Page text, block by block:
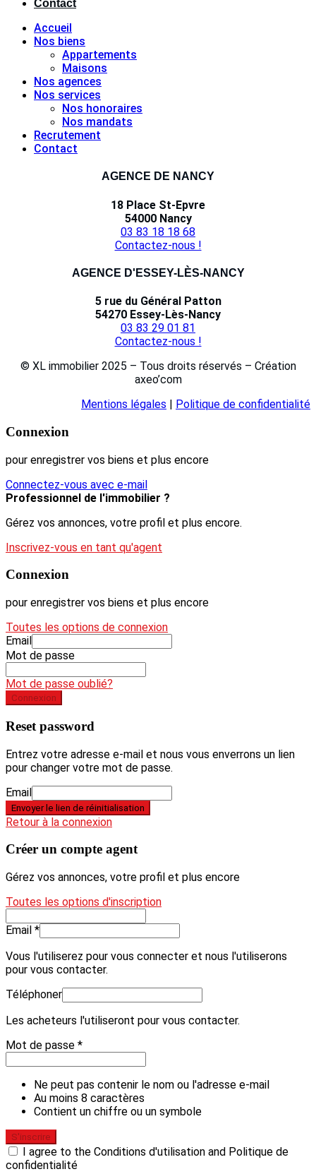
Contact
Accueil
Nos biens
Appartements
Maisons
Nos agences
Nos services
Nos honoraires
Nos mandats
Recrutement
Contact
AGENCE DE NANCY
18 Place St-Epvre
54000 Nancy
03 83 18 18 68
Contactez-nous !
AGENCE D'ESSEY-LÈS-NANCY
5 rue du Général Patton
54270 Essey-Lès-Nancy
03 83 29 01 81
Contactez-nous !
© XL immobilier 2025 – Tous droits réservés – Création
axeo’com
Mentions légales
Politique de confidentialité
Connexion
pour enregistrer vos biens et plus encore
Connectez-vous avec e-mail
Professionnel de l'immobilier ?
Gérez vos annonces, votre profil et plus encore.
Inscrivez-vous en tant qu'agent
Connexion
pour enregistrer vos biens et plus encore
Toutes les options de connexion
Email
Mot de passe
Mot de passe oublié?
Connexion
Reset password
Entrez votre adresse e-mail et nous vous enverrons un lien
pour changer votre mot de passe.
Email
Envoyer le lien de réinitialisation
Retour à la connexion
Créer un compte agent
Gérez vos annonces, votre profil et plus encore
Toutes les options d'inscription
Email *
Vous l'utiliserez pour vous connecter et nous l'utiliserons
pour vous contacter.
Téléphoner
Les acheteurs l'utiliseront pour vous contacter.
Mot de passe *
Ne peut pas contenir le nom ou l'adresse e-mail
Au moins 8 caractères
Contient un chiffre ou un symbole
S'inscrire
I agree to the Conditions d'utilisation and Politique de
confidentialité